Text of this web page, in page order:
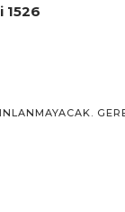
1526